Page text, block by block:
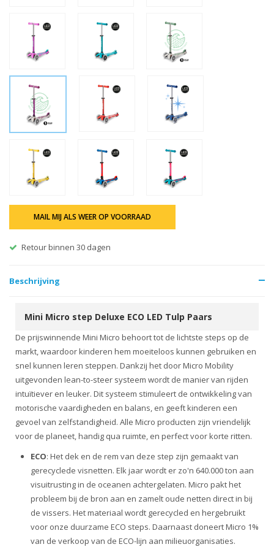
MAIL MIJ ALS WEER OP VOORRAAD
Retour binnen 30 dagen
Beschrijving
Mini Micro step Deluxe ECO LED Tulp Paars
De prijswinnende Mini Micro behoort tot de lichtste steps op de
markt, waardoor kinderen hem moeiteloos kunnen gebruiken en
snel kunnen leren steppen. Dankzij het door Micro Mobility
uitgevonden lean-to-steer systeem wordt de manier van rijden
intuïtiever en leuker. Dit systeem stimuleert de ontwikkeling van
motorische vaardigheden en balans, en geeft kinderen een
gevoel van zelfstandigheid. Alle Micro producten zijn vriendelijk
voor de planeet, handig qua ruimte, en perfect voor korte ritten.
ECO: Het dek en de rem van deze step zijn gemaakt van
gerecyclede visnetten. Elk jaar wordt er zo'n 640.000 ton aan
visuitrusting in de oceanen achtergelaten. Micro pakt het
probleem bij de bron aan en zamelt oude netten direct in bij
de vissers. Het materiaal wordt gerecycled en hergebruikt
voor onze duurzame ECO steps. Daarnaast doneert Micro 1%
van de verkoop van de ECO-lijn aan milieuorganisaties.